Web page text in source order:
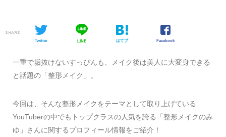
SHARE
Twitter LINE はてブ Facebook
一重で垢抜けないすっぴんも、メイク後は美人に大変身できる
と話題の「整形メイク」。
今回は、そんな整形メイクをテーマとして取り上げている
YouTuberの中でもトップクラスの人気を誇る「整形メイクのみ
ゆ」さんに関するプロフィール情報をご紹介！